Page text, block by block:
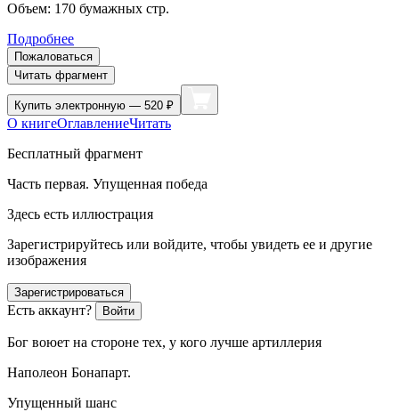
Объем: 170 бумажных стр.
Подробнее
Пожаловаться
Читать фрагмент
Купить электронную — 520 ₽
О книгеОглавлениеЧитать
Бесплатный фрагмент
Часть первая. Упущенная победа
Здесь есть иллюстрация
Зарегистрируйтесь или войдите, чтобы увидеть ее и другие
изображения
Зарегистрироваться
Есть аккаунт? Войти
Бог воюет на стороне тех, у кого лучше артиллерия
Наполеон Бонапарт.
Упущенный шанс